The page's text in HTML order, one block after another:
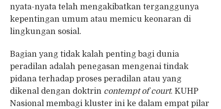
nyata-nyata telah mengakibatkan terganggunya
kepentingan umum atau memicu keonaran di
lingkungan sosial.
Bagian yang tidak kalah penting bagi dunia
peradilan adalah penegasan mengenai tindak
pidana terhadap proses peradilan atau yang
dikenal dengan doktrin contempt of court. KUHP
Nasional membagi kluster ini ke dalam empat pilar